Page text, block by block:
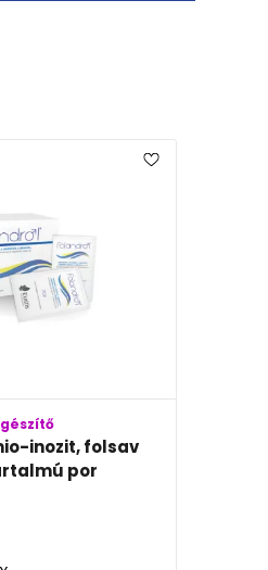
inozit, folsav
por